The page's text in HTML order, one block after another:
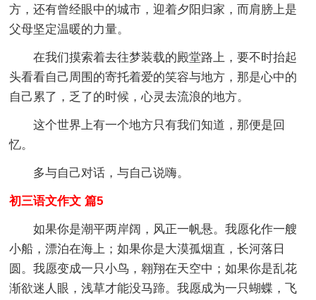
方，还有曾经眼中的城市，迎着夕阳归家，而肩膀上是
父母坚定温暖的力量。
在我们摸索着去往梦装载的殿堂路上，要不时抬起
头看看自己周围的寄托着爱的笑容与地方，那是心中的
自己累了，乏了的时候，心灵去流浪的地方。
这个世界上有一个地方只有我们知道，那便是回
忆。
多与自己对话，与自己说嗨。
初三语文作文 篇5
如果你是潮平两岸阔，风正一帆悬。我愿化作一艘
小船，漂泊在海上；如果你是大漠孤烟直，长河落日
圆。我愿变成一只小鸟，翱翔在天空中；如果你是乱花
渐欲迷人眼，浅草才能没马蹄。我愿成为一只蝴蝶，飞